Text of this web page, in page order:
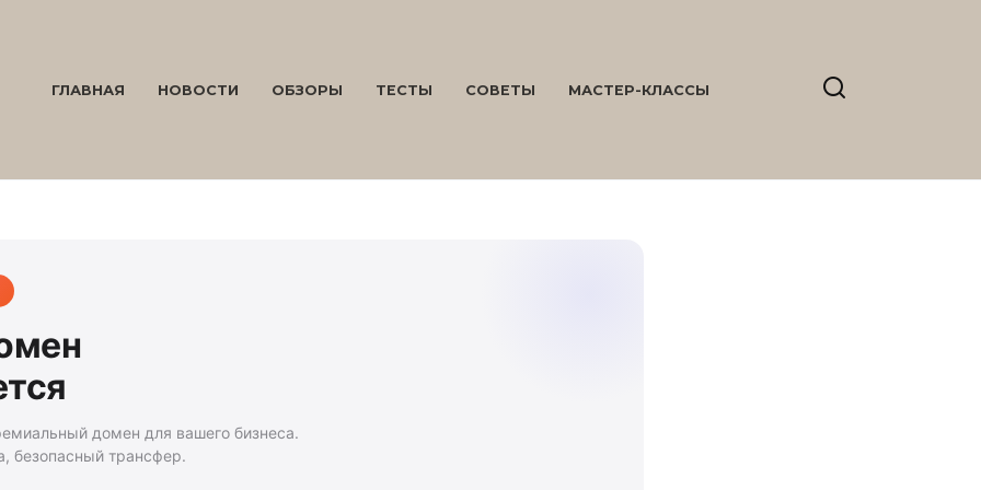
ГЛАВНАЯ НОВОСТИ ОБЗОРЫ ТЕСТЫ СОВЕТЫ МАСТЕР-КЛАССЫ
домен для вашего бизнеса.
безопасный трансфер.